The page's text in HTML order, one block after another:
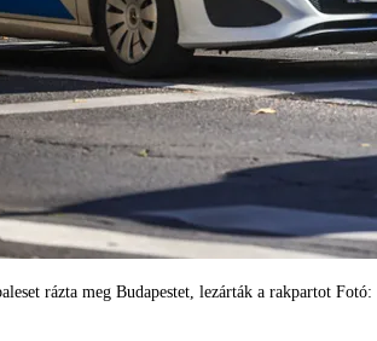
rázta meg Budapestet, lezárták a rakpartot